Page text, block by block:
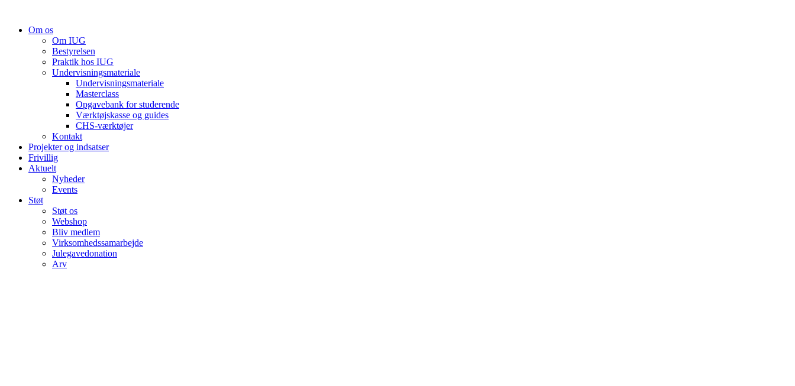
indholdOm os
Om IUG
Bestyrelsen
Praktik hos IUG
Undervisningsmateriale
Undervisningsmateriale
Masterclass
Opgavebank for studerende
Værktøjskasse og guides
CHS-værktøjer
Kontakt
Projekter og indsatser
Frivillig
Aktuelt
Nyheder
Events
Støt
Støt os
Webshop
Bliv medlem
Virksomhedssamarbejde
Julegavedonation
Arv